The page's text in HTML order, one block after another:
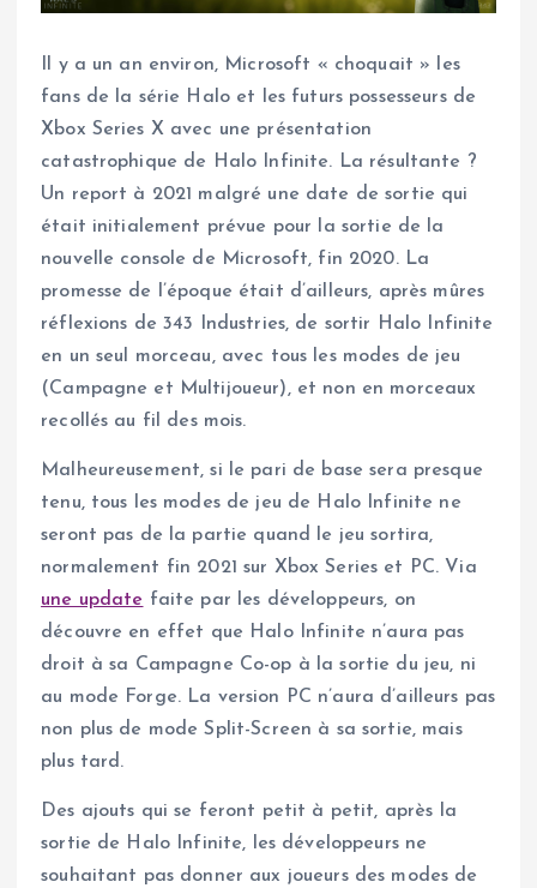
Il y a un an environ, Microsoft « choquait » les
fans de la série Halo et les futurs possesseurs de
Xbox Series X avec une présentation
catastrophique de Halo Infinite. La résultante ?
Un report à 2021 malgré une date de sortie qui
était initialement prévue pour la sortie de la
nouvelle console de Microsoft, fin 2020. La
promesse de l’époque était d’ailleurs, après mûres
réflexions de 343 Industries, de sortir Halo Infinite
en un seul morceau, avec tous les modes de jeu
(Campagne et Multijoueur), et non en morceaux
recollés au fil des mois.
Malheureusement, si le pari de base sera presque
tenu, tous les modes de jeu de Halo Infinite ne
seront pas de la partie quand le jeu sortira,
normalement fin 2021 sur Xbox Series et PC. Via
une update faite par les développeurs, on
découvre en effet que Halo Infinite n’aura pas
droit à sa Campagne Co-op à la sortie du jeu, ni
au mode Forge. La version PC n’aura d’ailleurs pas
non plus de mode Split-Screen à sa sortie, mais
plus tard.
Des ajouts qui se feront petit à petit, après la
sortie de Halo Infinite, les développeurs ne
souhaitant pas donner aux joueurs des modes de